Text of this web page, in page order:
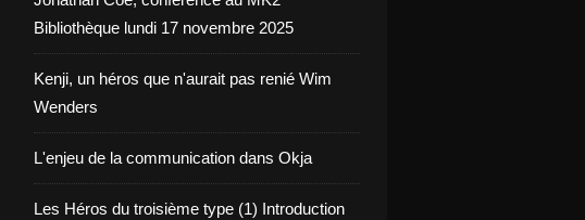
Bibliothèque lundi 17 novembre 2025
Kenji, un héros que n'aurait pas renié Wim
Wenders
L'enjeu de la communication dans Okja
Les Héros du troisième type (1) Introduction